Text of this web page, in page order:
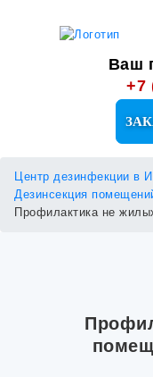
Ваш
+7
Центр дезинфекции в
Дезинсекция
Профилактика не